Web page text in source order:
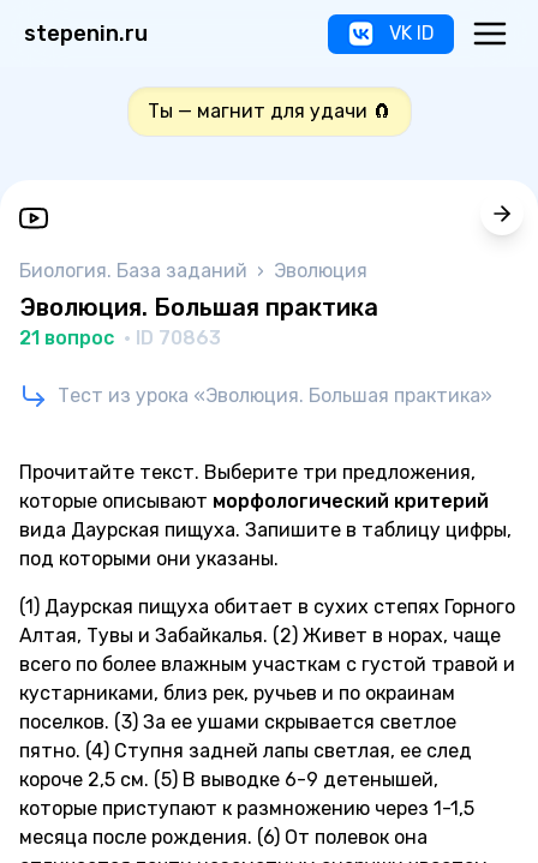
stepenin.ru VK ID
Ты — магнит для удачи 🧲
Биология. База заданий › Эволюция
Эволюция. Большая практика
21 вопрос · ID 70863
Тест из урока «Эволюция. Большая практика»
Прочитайте текст. Выберите три предложения,
которые описывают морфологический критерий
вида Даурская пищуха. Запишите в таблицу цифры,
под которыми они указаны.
(1) Даурская пищуха обитает в сухих степях Горного
Алтая, Тувы и Забайкалья. (2) Живет в норах, чаще
всего по более влажным участкам с густой травой и
кустарниками, близ рек, ручьев и по окраинам
поселков. (3) За ее ушами скрывается светлое
пятно. (4) Ступня задней лапы светлая, ее след
короче 2,5 см. (5) В выводке 6-9 детенышей,
которые приступают к размножению через 1-1,5
месяца после рождения. (6) От полевок она